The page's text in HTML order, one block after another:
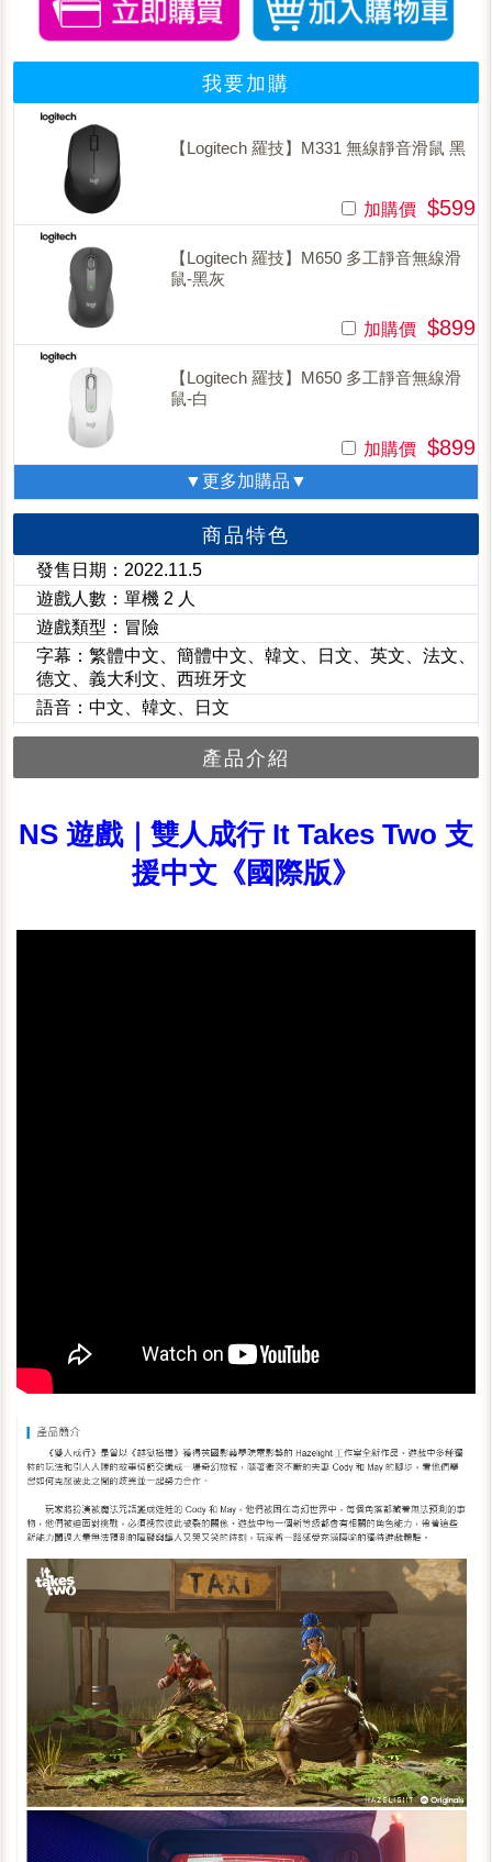
我要加購
【Logitech 羅技】M331 無線靜音滑鼠 黑
加購價 $599
【Logitech 羅技】M650 多工靜音無線滑
鼠-黑灰
加購價 $899
【Logitech 羅技】M650 多工靜音無線滑
鼠-白
加購價 $899
▼更多加購品▼
商品特色
發售日期：2022.11.5
遊戲人數：單機 2 人
遊戲類型：冒險
字幕：繁體中文、簡體中文、韓文、日文、英文、法文、
德文、義大利文、西班牙文
語音：中文、韓文、日文
產品介紹
NS 遊戲｜雙人成行 It Takes Two 支
援中文《國際版》